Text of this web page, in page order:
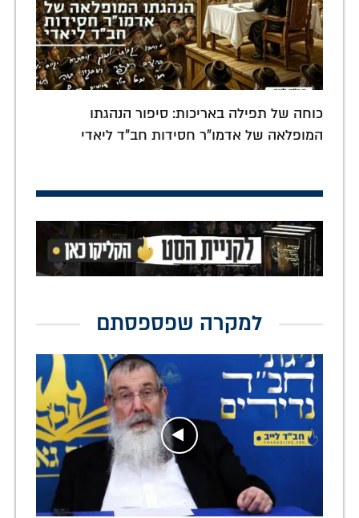
כוחה של תפילה באריכות: סיפור הנהגתו
המופלאה של אדמו"ר חסידות חב"ד ליאדי
למקרה שפספסתם